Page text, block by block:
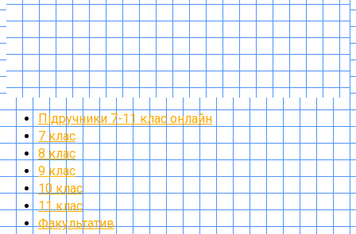
Підручники 7-11 клас онлайн
7 клас
8 клас
9 клас
10 клас
11 клас
Факультатив